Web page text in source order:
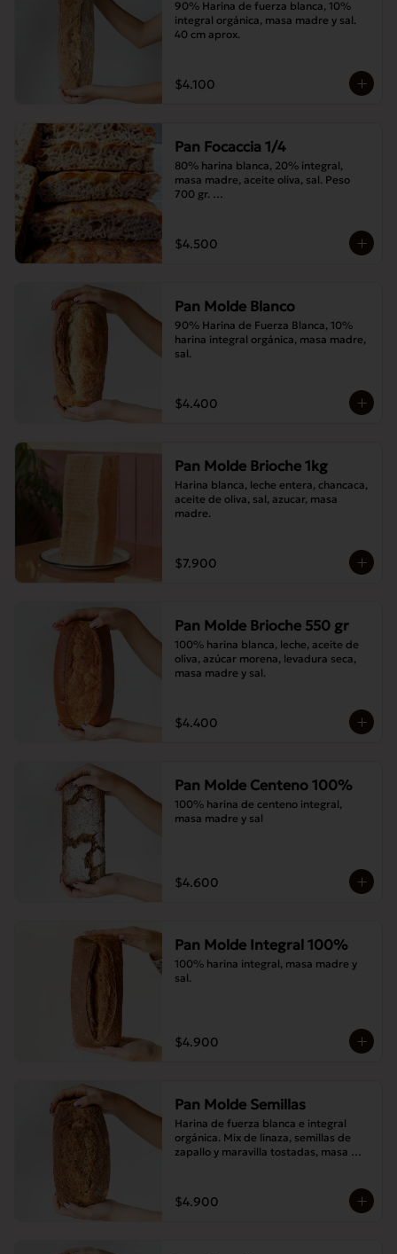
90% Harina de fuerza blanca, 10%
integral orgánica, masa madre y sal.
40 cm aprox.
$4.100
Pan Focaccia 1/4
80% harina blanca, 20% integral,
masa madre, aceite oliva, sal. Peso
700 gr.
$4.500
Pan Molde Blanco
90% Harina de Fuerza Blanca, 10%
harina integral orgánica, masa madre,
sal.
$4.400
Pan Molde Brioche 1kg
Harina blanca, leche entera, chancaca,
aceite de oliva, sal, azucar, masa
madre.
$7.900
Pan Molde Brioche 550 gr
100% harina blanca, leche, aceite de
oliva, azúcar morena, levadura seca,
masa madre y sal.
$4.400
Pan Molde Centeno 100%
100% harina de centeno integral,
masa madre y sal
$4.600
Pan Molde Integral 100%
100% harina integral, masa madre y
sal.
$4.900
Pan Molde Semillas
Harina de fuerza blanca e integral
orgánica. Mix de linaza, semillas de
zapallo y maravilla tostadas, masa
$4.900